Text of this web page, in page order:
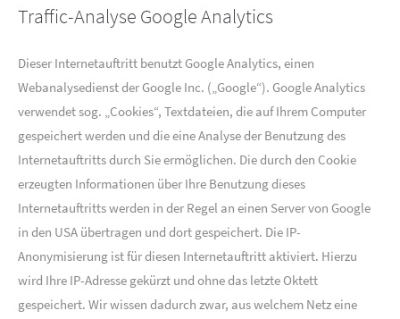
Traffic-Analyse Google Analytics
Dieser Internetauftritt benutzt Google Analytics, einen
Webanalysedienst der Google Inc. („Google“). Google Analytics
verwendet sog. „Cookies“, Textdateien, die auf Ihrem Computer
gespeichert werden und die eine Analyse der Benutzung des
Internetauftritts durch Sie ermöglichen. Die durch den Cookie
erzeugten Informationen über Ihre Benutzung dieses
Internetauftritts werden in der Regel an einen Server von Google
in den USA übertragen und dort gespeichert. Die IP-
Anonymisierung ist für diesen Internetauftritt aktiviert. Hierzu
wird Ihre IP-Adresse gekürzt und ohne das letzte Oktett
gespeichert. Wir wissen dadurch zwar, aus welchem Netz eine